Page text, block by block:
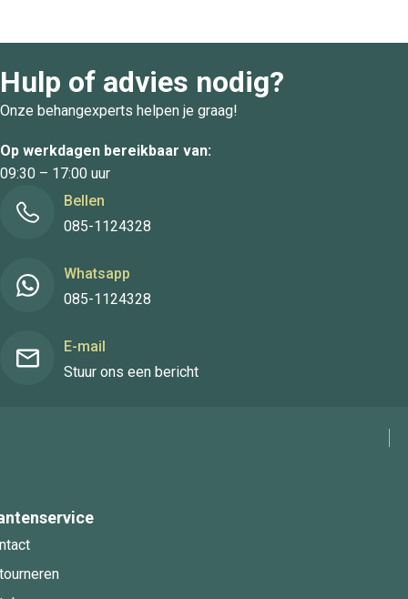
Hulp of advies nodig?
Onze behangexperts helpen je graag!
Op werkdagen bereikbaar van:
09:30 – 17:00 uur
Bellen
085-1124328
Whatsapp
085-1124328
E-mail
Stuur ons een bericht